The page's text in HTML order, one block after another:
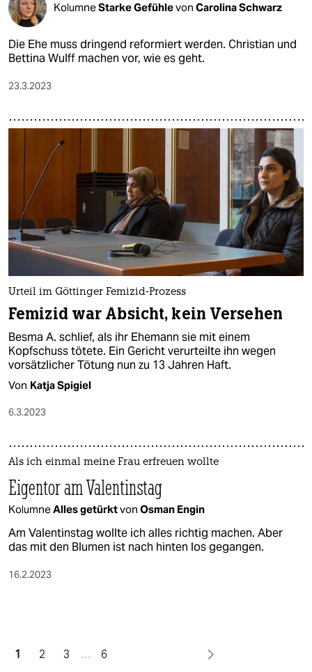
KolumneStarke Gefühlevon Carolina Schwarz
Die Ehe muss dringend reformiert werden. Christian und
Bettina Wulff machen vor, wie es geht.
23.3.2023
Urteil im Göttinger Femizid-Prozess
Femizid war Absicht, kein Versehen
Besma A. schlief, als ihr Ehemann sie mit einem
Kopfschuss tötete. Ein Gericht verurteilte ihn wegen
vorsätzlicher Tötung nun zu 13 Jahren Haft.
Von Katja Spigiel
6.3.2023
Als ich einmal meine Frau erfreuen wollte
Eigentor am Valentinstag
KolumneAlles getürktvon Osman Engin
Am Valentinstag wollte ich alles richtig machen. Aber
das mit den Blumen ist nach hinten los gegangen.
16.2.2023
1 2 3 … 6